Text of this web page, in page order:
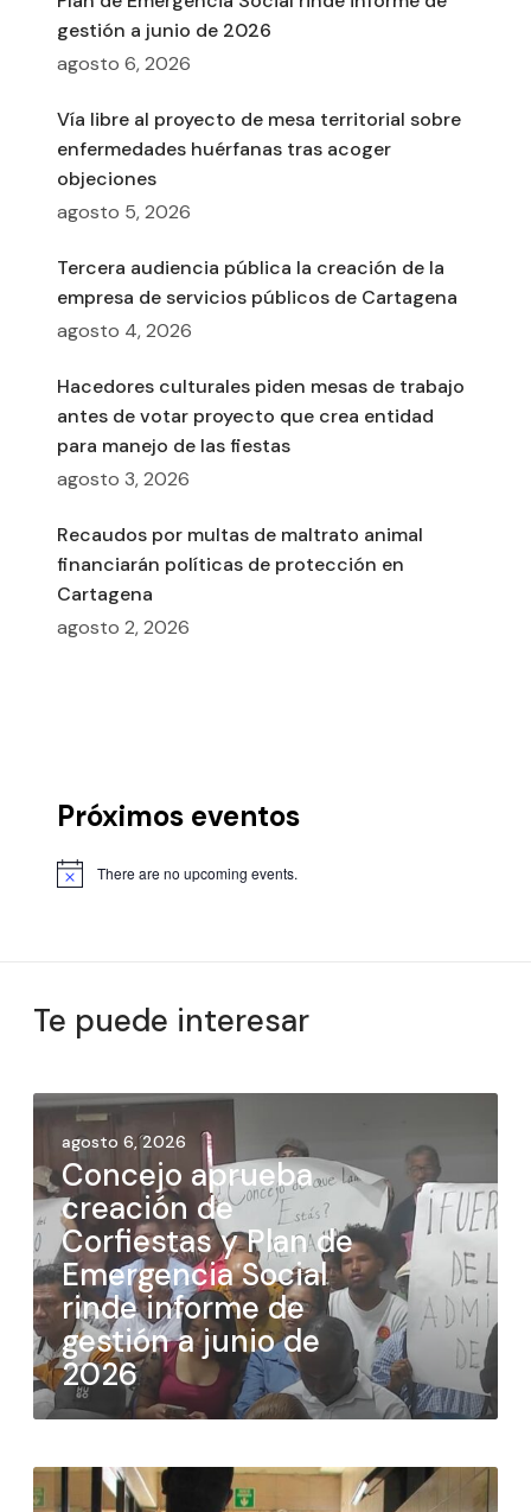
gestión a junio de 2026
agosto 6, 2026
Vía libre al proyecto de mesa territorial sobre
enfermedades huérfanas tras acoger
objeciones
agosto 5, 2026
Tercera audiencia pública la creación de la
empresa de servicios públicos de Cartagena
agosto 4, 2026
Hacedores culturales piden mesas de trabajo
antes de votar proyecto que crea entidad
para manejo de las fiestas
agosto 3, 2026
Recaudos por multas de maltrato animal
financiarán políticas de protección en
Cartagena
agosto 2, 2026
Próximos eventos
There are no upcoming events.
Te puede interesar
agosto 6, 2026
Concejo aprueba
creación de
Corfiestas y Plan de
Emergencia Social
rinde informe de
gestión a junio de
2026